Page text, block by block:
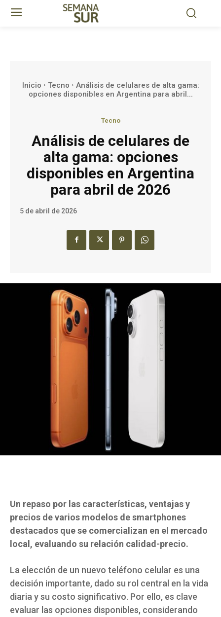
Inicio Tecno
Análisis de celulares de alta gama:
opciones disponibles en Argentina para abril...
Tecno
Análisis de celulares de
alta gama: opciones
disponibles en Argentina
para abril de 2026
5 de abril de 2026
Un repaso por las características, ventajas y
precios de varios modelos de smartphones
destacados que se comercializan en el mercado
local, evaluando su relación calidad-precio.
La elección de un nuevo teléfono celular es una
decisión importante, dado su rol central en la vida
diaria y su costo significativo. Por ello, es clave
evaluar las opciones disponibles, considerando